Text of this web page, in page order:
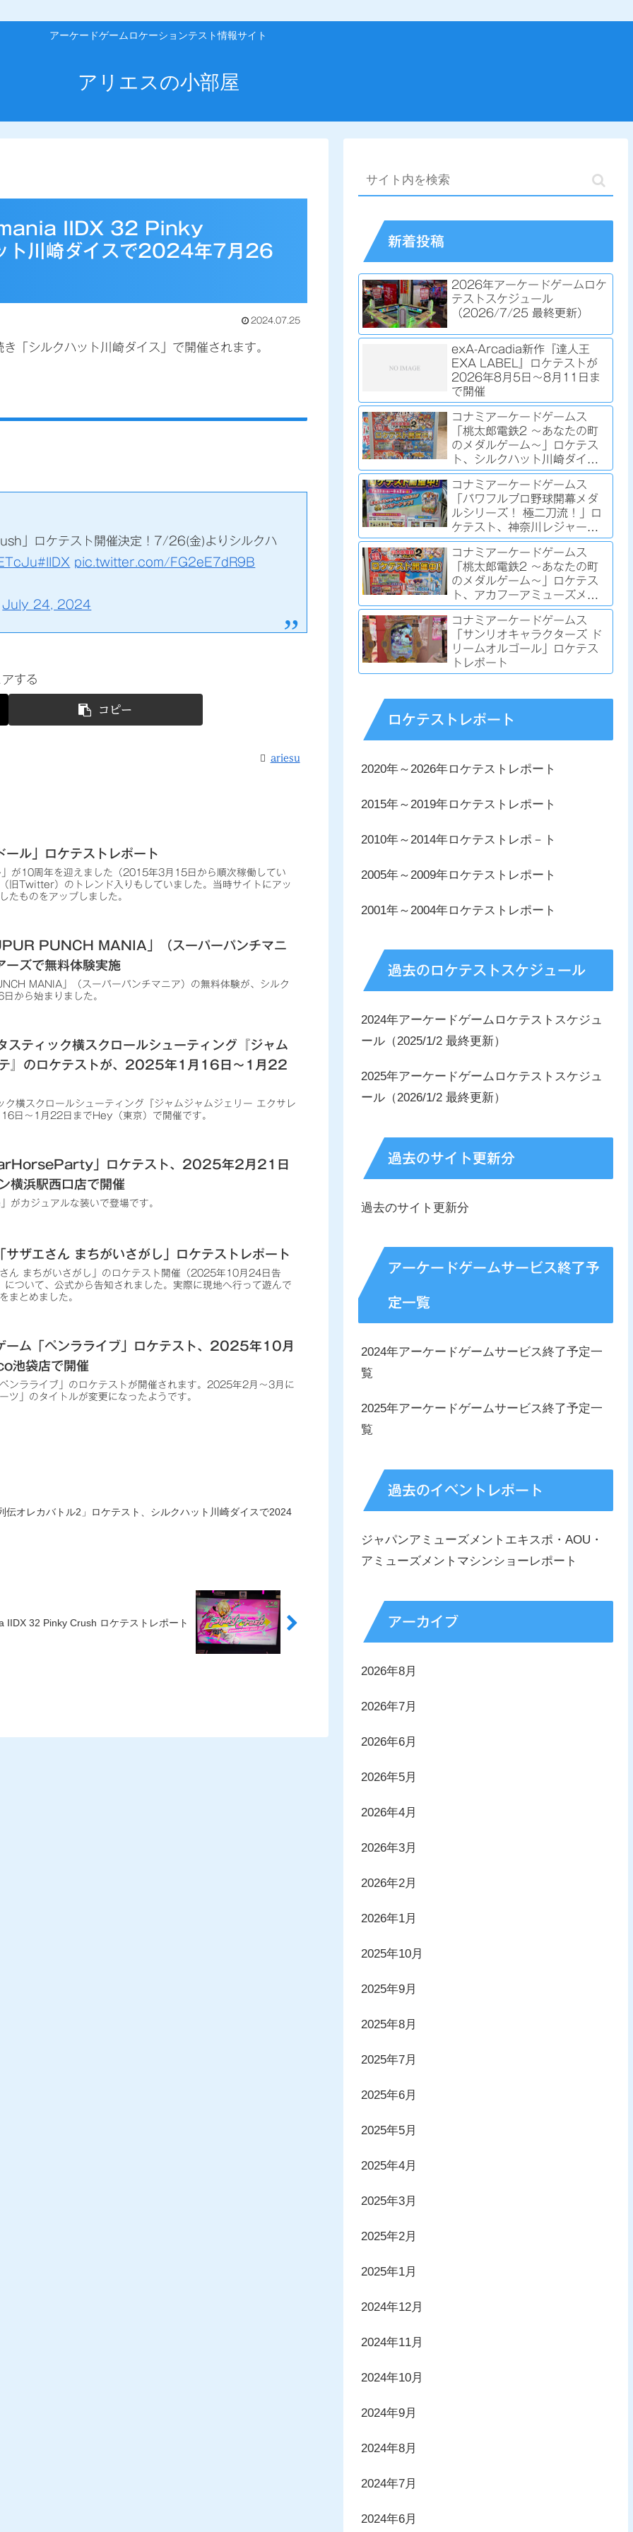
アーケードゲームロケーションテスト情報サイト
アリエスの小部屋
IIDX 32 Pinky
ト川崎ダイスで2024年7月26
2024.07.25
シルクハット川崎ダイス」で開催されます。
」ロケテスト開催決定！7/26(金)よりシルクハ
#IIDX pic.twitter.com/FG2eE7dR9B
July 24, 2024
アする
コピー
ariesu
ール」ロケテストレポート
が10周年を迎えました（2015年3月15日から順次稼働してい
旧Twitter）のトレンド入りもしていました。当時サイトにアッ
たものをアップしました。
PUNCH MANIA」（スーパーパンチマニ
ーズで無料体験実施
MANIA」（スーパーパンチマニア）の無料体験が、シルク
から始まりました。
ティック横スクロールシューティング『ジャム
テ』のロケテストが、2025年1月16日～1月22
横スクロールシューティング『ジャムジャムジェリー エクサレ
日～1月22日までHey（東京）で開催です。
」ロケテスト、2025年2月21日
横浜駅西口店で開催
がカジュアルな装いで登場です。
サザエさん まちがいさがし」ロケテストレポート
ん まちがいさがし」のロケテスト開催（2025年10月24日告
ついて、公式から告知されました。実際に現地へ行って遊んで
まとめました。
ーム「ペンラライブ」ロケテスト、2025年10月
池袋店で開催
ンラライブ」のロケテストが開催されます。2025年2月～3月に
ツ」のタイトルが変更になったようです。
伝オレカバトル2」ロケテスト、シルクハット川崎ダイスで2024
IIDX 32 Pinky Crush ロケテストレポート
新着投稿
2026年アーケードゲームロケ
テストスケジュール
（2026/7/25 最終更新）
exA-Arcadia新作『達人王
EXA LABEL』ロケテストが
2026年8月5日～8月11日ま
で開催
コナミアーケードゲームス
「桃太郎電鉄2 ～あなたの町
のメダルゲーム～」ロケテス
ト、シルクハット川崎ダイス
で開催中（2026/8/2時点）
コナミアーケードゲームス
「パワフルプロ野球開幕メダ
ルシリーズ！ 極二刀流！」ロ
ケテスト、神奈川レジャーラ
ンド厚木店で2026年7月23日
～8月2日まで開催
コナミアーケードゲームス
「桃太郎電鉄2 ～あなたの町
のメダルゲーム～」ロケテス
ト、アカフーアミューズメン
ト ジアス上大岡店で開催中
コナミアーケードゲームス
「サンリオキャラクターズ ド
リームオルゴール」ロケテス
トレポート
ロケテストレポート
2020年～2026年ロケテストレポート
2015年～2019年ロケテストレポート
2010年～2014年ロケテストレポ－ト
2005年～2009年ロケテストレポート
2001年～2004年ロケテストレポート
過去のロケテストスケジュール
2024年アーケードゲームロケテストスケジュ
ール（2025/1/2 最終更新）
2025年アーケードゲームロケテストスケジュ
ール（2026/1/2 最終更新）
過去のサイト更新分
過去のサイト更新分
アーケードゲームサービス終了予
定一覧
2024年アーケードゲームサービス終了予定一
覧
2025年アーケードゲームサービス終了予定一
覧
過去のイベントレポート
ジャパンアミューズメントエキスポ・AOU・
アミューズメントマシンショーレポート
アーカイブ
2026年8月
2026年7月
2026年6月
2026年5月
2026年4月
2026年3月
2026年2月
2026年1月
2025年10月
2025年9月
2025年8月
2025年7月
2025年6月
2025年5月
2025年4月
2025年3月
2025年2月
2025年1月
2024年12月
2024年11月
2024年10月
2024年9月
2024年8月
2024年7月
2024年6月